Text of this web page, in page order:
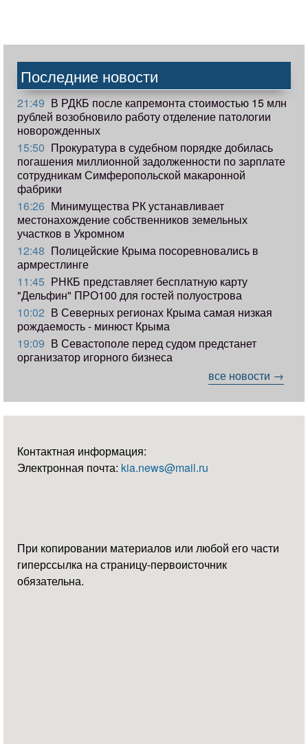
Последние новости
21:49 В РДКБ после капремонта стоимостью 15 млн
рублей возобновило работу отделение патологии
новорожденных
15:50 Прокуратура в судебном порядке добилась
погашения миллионной задолженности по зарплате
сотрудникам Симферопольской макаронной
фабрики
16:26 Минимущества РК устанавливает
местонахождение собственников земельных
участков в Укромном
12:48 Полицейские Крыма посоревновались в
армрестлинге
11:45 РНКБ представляет бесплатную карту
"Дельфин" ПРО100 для гостей полуострова
10:02 В Северных регионах Крыма самая низкая
рождаемость - минюст Крыма
19:09 В Севастополе перед судом предстанет
организатор игорного бизнеса
все новости →
Контактная информация:
Электронная почта: kia.news@mail.ru
При копировании материалов или любой его части
гиперссылка на страницу-первоисточник
обязательна.